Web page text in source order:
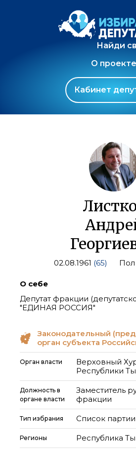
Найди
О проекте
Кабинет
02.08.1961 (65) Пол
О себе
Депутат фракции
"ЕДИНАЯ РОССИЯ"
Законодательный
орган субъекта
Орган власти
Верховный
Республики
Должность в
органе власти
Заместитель
фракции
Тип избрания Список
Регионы Республика